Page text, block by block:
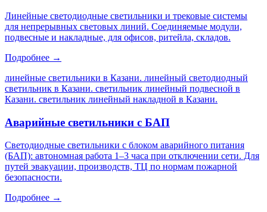
Линейные светодиодные светильники и трековые системы
для непрерывных световых линий. Соединяемые модули,
подвесные и накладные, для офисов, ритейла, складов.
Подробнее →
линейные светильники в Казани. линейный светодиодный
светильник в Казани. светильник линейный подвесной в
Казани. светильник линейный накладной в Казани.
Аварийные светильники с БАП
Светодиодные светильники с блоком аварийного питания
(БАП): автономная работа 1–3 часа при отключении сети. Для
путей эвакуации, производств, ТЦ по нормам пожарной
безопасности.
Подробнее →